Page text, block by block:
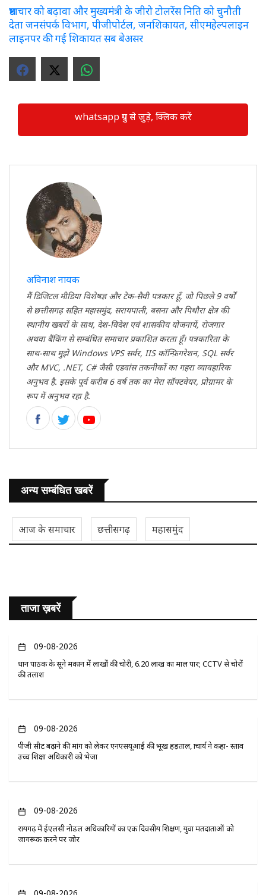
भ्रष्टाचार को बढ़ावा और मुख्यमंत्री के जीरो टोलरेंस निति को चुनौती
देता जनसंपर्क विभाग, पीजीपोर्टल, जनशिकायत, सीएमहेल्पलाइन
लाइनपर की गई शिकायत सब बेअसर
whatsapp ग्रुप से जुड़े, क्लिक करें
अविनाश नायक
मैं डिजिटल मीडिया विशेषज्ञ और टेक-सैवी पत्रकार हूँ, जो पिछले 9 वर्षों
से छत्तीसगढ़ सहित महासमुंद, सरायपाली, बसना और पिथौरा क्षेत्र की
स्थानीय खबरों के साथ, देश-विदेश एवं शासकीय योजनायें, रोजगार
अथवा बैंकिंग से सम्बंधित समाचार प्रकाशित करता हूँ। पत्रकारिता के
साथ-साथ मुझे Windows VPS सर्वर, IIS कॉन्फ़िगरेशन, SQL सर्वर
और MVC, .NET, C# जैसी एडवांस तकनीकों का गहरा व्यावहारिक
अनुभव है. इसके पूर्व करीब 6 वर्ष तक का मेरा सॉफ्टवेयर, प्रोग्रामर के
रूप में अनुभव रहा है.
अन्य सम्बंधित खबरें
आज के समाचार छत्तीसगढ़ महासमुंद
ताजा ख़बरें
09-08-2026
प्रधान पाठक के सूने मकान में लाखों की चोरी, 6.20 लाख का माल पार; CCTV से चोरों
की तलाश
09-08-2026
पीजी सीट बढ़ाने की मांग को लेकर एनएसयूआई की भूख हड़ताल, प्राचार्य ने कहा- प्रस्ताव
उच्च शिक्षा अधिकारी को भेजा
09-08-2026
रायगढ़ में ईएलसी नोडल अधिकारियों का एक दिवसीय प्रशिक्षण, युवा मतदाताओं को
जागरूक करने पर जोर
09-08-2026